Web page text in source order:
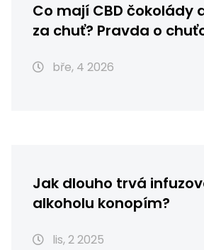
Co mají CBD čokolády
za chuť? Pravda o
bře, 4 2026
Jak dlouho trvá
alkoholu konopím?
lis, 2 2025